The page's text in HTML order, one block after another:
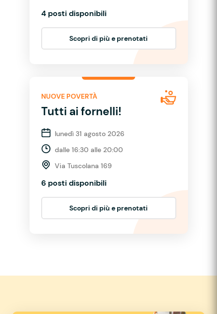
4 posti disponibili
Scopri di più e prenotati
NUOVE POVERTÀ
Tutti ai fornelli!
lunedì 31 agosto 2026
dalle 16:30 alle 20:00
Via Tuscolana 169
6 posti disponibili
Scopri di più e prenotati